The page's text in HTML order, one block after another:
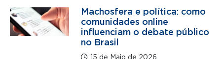
Machosfera e política: como
comunidades online
influenciam o debate público
no Brasil
15 de Maio de 2026